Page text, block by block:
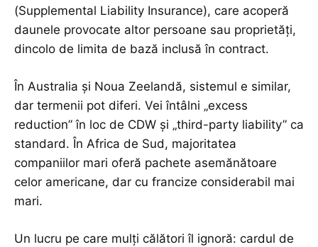
(Supplemental Liability Insurance), care acoperă
daunele provocate altor persoane sau proprietăți,
dincolo de limita de bază inclusă în contract.
În Australia și Noua Zeelandă, sistemul e similar,
dar termenii pot diferi. Vei întâlni „excess
reduction” în loc de CDW și „third-party liability” ca
standard. În Africa de Sud, majoritatea
companiilor mari oferă pachete asemănătoare
celor americane, dar cu francize considerabil mai
mari.
Un lucru pe care mulți călători îl ignoră: cardul de